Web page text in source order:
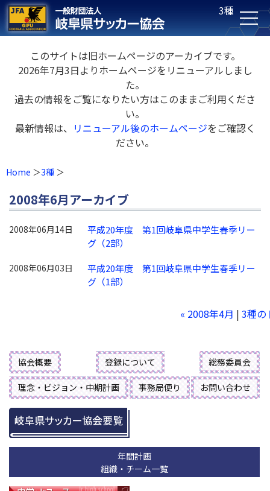
3種
このサイトは旧ホームページのアーカイブです。
2026年7月3日よりホームページをリニューアルしまし
た。
過去の情報をご覧になりたい方はこのままご利用くださ
い。
最新情報は、 リニューアル後のホームページをご確認く
ださい。
Home 3種
2008年6月アーカイブ
2008年06月14日
平成20年度 第1回岐阜県中学生春季リー
グ（2部）
2008年06月03日
平成20年度 第1回岐阜県中学生春季リー
グ（1部）
« 2008年4月 | 3種の
協会概要 登録について 総務委員会
理念・ビジョン・中期計画 事務局便り お問い合わせ
年間計画
組織・チーム一覧